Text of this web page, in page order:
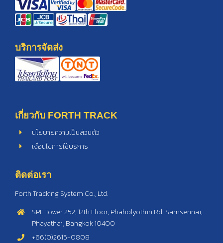
บริการจัดส่ง
เกี่ยวกับ FORTH TRACK
นโยบายความเป็นส่วนตัว
เงื่อนไขการใช้บริการ
ติดต่อเรา
Forth Tracking System Co., Ltd.
SPE Tower 252, 12th Floor, Phaholyothin Rd, Samsennai,
Phayathai, Bangkok 10400
+66(0)2615-0808